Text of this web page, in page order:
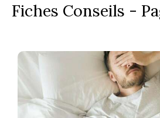
Fiches Conseils -